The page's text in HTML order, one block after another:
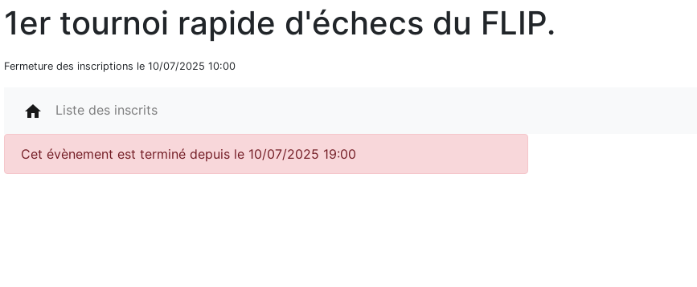
1er tournoi rapide d'échecs du FLIP.
Fermeture des inscriptions le 10/07/2025 10:00
home Liste des inscrits
Cet évènement est terminé depuis le 10/07/2025 19:00